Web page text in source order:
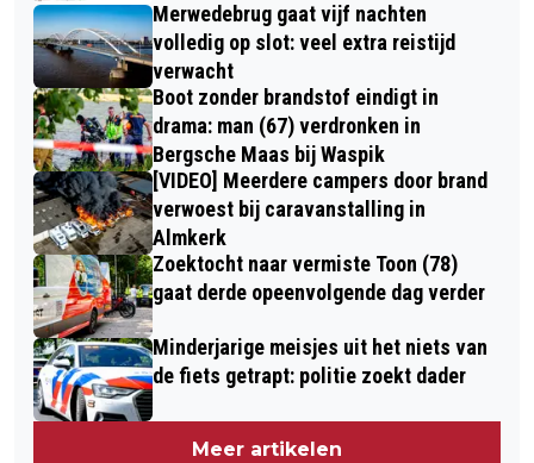
Merwedebrug gaat vijf nachten
volledig op slot: veel extra reistijd
verwacht
Boot zonder brandstof eindigt in
drama: man (67) verdronken in
Bergsche Maas bij Waspik
[VIDEO] Meerdere campers door brand
verwoest bij caravanstalling in
Almkerk
Zoektocht naar vermiste Toon (78)
gaat derde opeenvolgende dag verder
Minderjarige meisjes uit het niets van
de fiets getrapt: politie zoekt dader
Meer artikelen